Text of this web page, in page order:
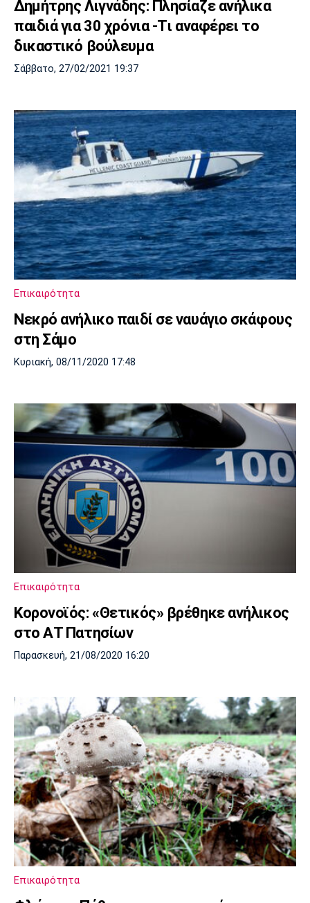
Δημήτρης Λιγνάδης: Πλησίαζε ανήλικα
παιδιά για 30 χρόνια -Tι αναφέρει το
δικαστικό βούλευμα
Σάββατο, 27/02/2021 19:37
Επικαιρότητα
Νεκρό ανήλικο παιδί σε ναυάγιο σκάφους
στη Σάμο
Κυριακή, 08/11/2020 17:48
Επικαιρότητα
Κορονοϊός: «Θετικός» βρέθηκε ανήλικος
στο ΑΤ Πατησίων
Παρασκευή, 21/08/2020 16:20
Επικαιρότητα